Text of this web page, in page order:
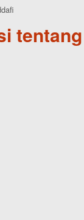
tentang